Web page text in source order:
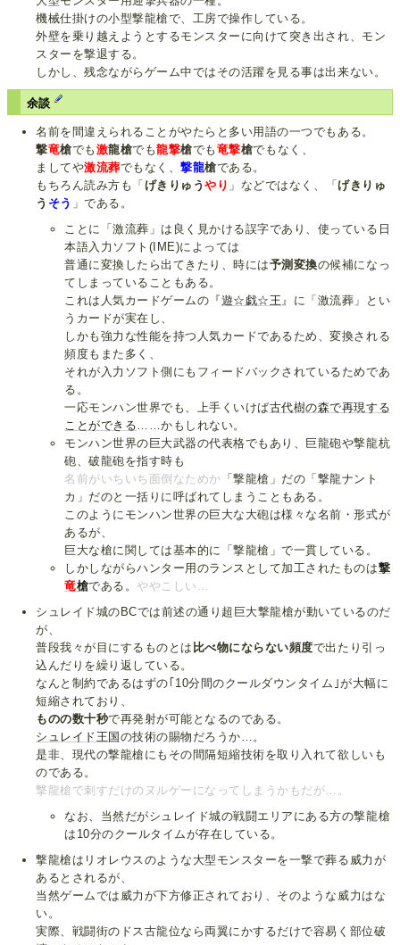
機械仕掛けの小型撃龍槍で、工房で操作している。
外壁を乗り越えようとするモンスターに向けて突き出され、モン
スターを撃退する。
しかし、残念ながらゲーム中ではその活躍を見る事は出来ない。
余談
名前を間違えられることがやたらと多い用語の一つでもある。
撃竜槍でも 激龍槍でも龍撃槍でも 竜撃槍でもなく、
ましてや激流葬でもなく、撃龍槍である。
もちろん読み方も「 げきりゅうやり 」などではなく、「げきりゅ
う そう 」である。
ことに「激流葬」は良く見かける誤字であり、使っている日
本語入力ソフト(IME)によっては
普通に変換したら出てきたり、時には予測変換の候補になっ
てしまっていることもある。
これは人気カードゲームの『遊☆戯☆王』に「激流葬」とい
うカードが実在し、
しかも強力な性能を持つ人気カードであるため、変換される
頻度もまた多く、
それが入力ソフト側にもフィードバックされているためであ
る。
一応モンハン世界でも、上手くいけば古代樹の森で再現する
ことができる……かもしれない。
モンハン世界の巨大武器の代表格でもあり、巨龍砲や撃龍杭
砲、破龍砲を指す時も
名前がいちいち面倒なためか 「撃龍槍」だの「撃龍ナント
カ」だのと一括りに呼ばれてしまうこともある。
このようにモンハン世界の巨大な大砲は様々な名前・形式が
あるが、
巨大な槍に関しては基本的に「撃龍槍」で一貫している。
しかしながらハンター用のランスとして加工されたものは撃
竜槍である。ややこしい…
シュレイド城のBCでは前述の通り超巨大撃龍槍が動いているのだ
が、
普段我々が目にするものとは 比べ物にならない頻度で出たり引っ
込んだりを繰り返している。
なんと制約であるはずの｢10分間のクールダウンタイム｣が大幅に
短縮されており、
ものの数十秒で再発射が可能となるのである。
シュレイド王国 の技術の賜物だろうか…。
是非、現代の撃龍槍にもその間隔短縮技術を取り入れて欲しいも
のである。
撃龍槍で刺すだけのヌルゲーになってしまうかもだが…。
なお、当然だがシュレイド城の戦闘エリアにある方の撃龍槍
は10分のクールタイムが存在している。
撃龍槍はリオレウスのような大型モンスターを一撃で葬る威力が
あるとされるが、
当然ゲームでは威力が下方修正されており、そのような威力はな
い。
実際、戦闘街のドス古龍位なら両翼にかするだけで容易く部位破